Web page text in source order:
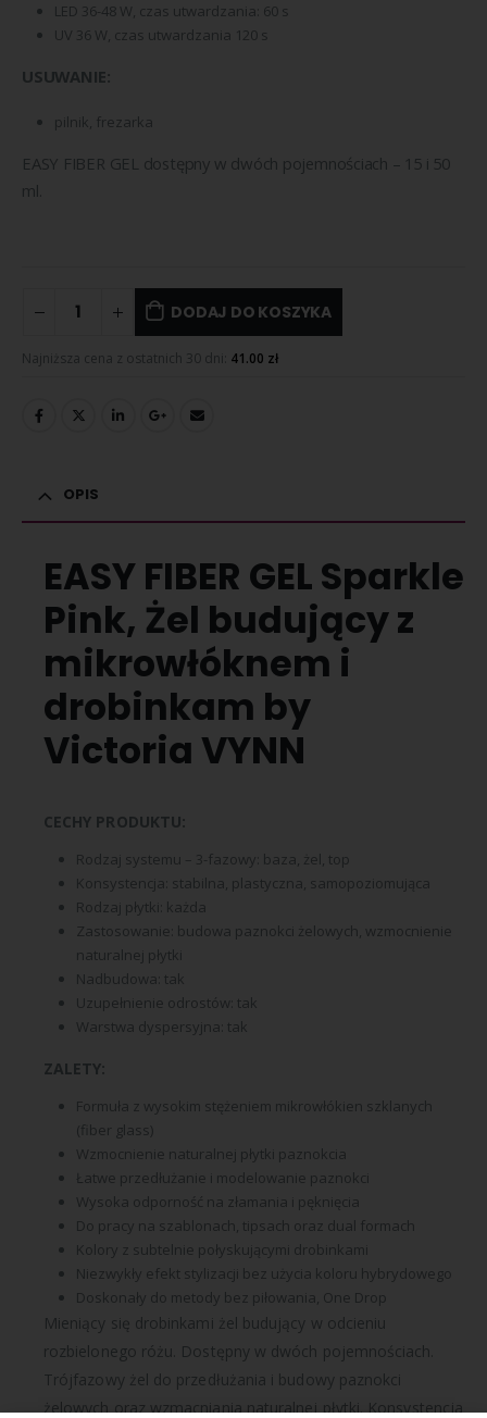
LED 36-48 W, czas utwardzania: 60 s
UV 36 W, czas utwardzania 120 s
USUWANIE:
pilnik, frezarka
EASY FIBER GEL dostępny w dwóch pojemnościach – 15 i 50
ml.
DODAJ DO KOSZYKA
Najniższa cena z ostatnich 30 dni: 41.00 zł
OPIS
EASY FIBER GEL Sparkle
Pink, Żel budujący z
mikrowłóknem i
drobinkam by
Victoria VYNN
CECHY PRODUKTU:
Rodzaj systemu – 3-fazowy: baza, żel, top
Konsystencja: stabilna, plastyczna, samopoziomująca
Rodzaj płytki: każda
Zastosowanie: budowa paznokci żelowych, wzmocnienie
naturalnej płytki
Nadbudowa: tak
Uzupełnienie odrostów: tak
Warstwa dyspersyjna: tak
ZALETY:
Formuła z wysokim stężeniem mikrowłókien szklanych
(fiber glass)
Wzmocnienie naturalnej płytki paznokcia
Łatwe przedłużanie i modelowanie paznokci
Wysoka odporność na złamania i pęknięcia
Do pracy na szablonach, tipsach oraz dual formach
Kolory z subtelnie połyskującymi drobinkami
Niezwykły efekt stylizacji bez użycia koloru hybrydowego
Doskonały do metody bez piłowania, One Drop
Mieniący się drobinkami żel budujący w odcieniu
rozbielonego różu. Dostępny w dwóch pojemnościach.
Trójfazowy żel do przedłużania i budowy paznokci
żelowych oraz wzmacniania naturalnej płytki. Konsystencja